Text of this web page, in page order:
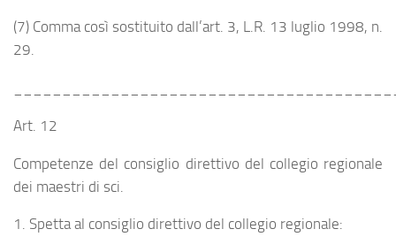
(7) Comma così sostituito dall’art. 3, L.R. 13 luglio 1998, n.
29.
Art. 12
Competenze del consiglio direttivo del collegio regionale
dei maestri di sci.
1. Spetta al consiglio direttivo del collegio regionale: